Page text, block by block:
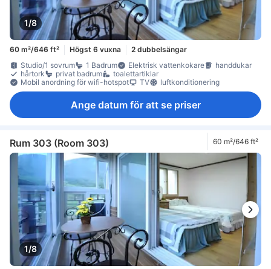
1/8
60 m²/646 ft² Högst 6 vuxna
2 dubbelsängar
Studio/1 sovrum
1 Badrum Elektrisk vattenkokare
handdukar
hårtork
privat badrum
toalettartiklar
Mobil anordning för wifi-hotspot
TV luftkonditionering
Ange datum för att se priser
Rum 303 (Room 303) 60 m²/646 ft²
1/8